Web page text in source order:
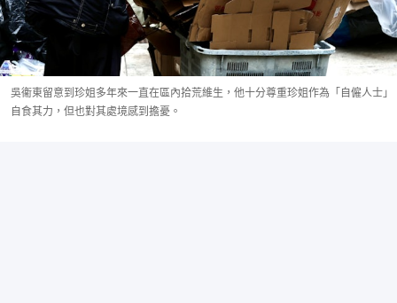
吳衞東留意到珍姐多年來一直在區內拾荒維生，他十分尊重珍姐作為「自僱人士」
自食其力，但也對其處境感到擔憂。